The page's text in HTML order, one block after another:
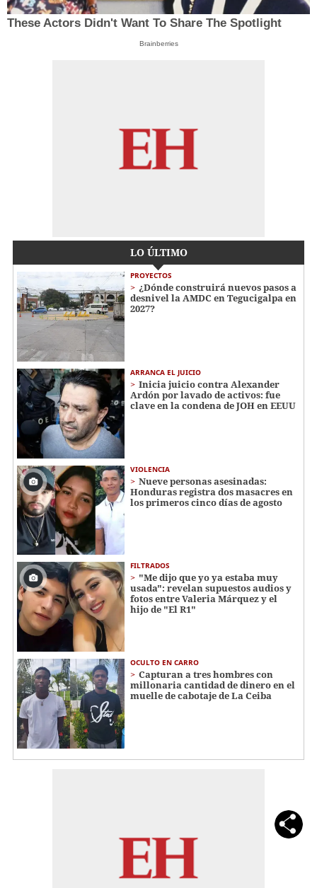
These Actors Didn't Want To Share The Spotlight
Brainberries
LO ÚLTIMO
PROYECTOS
¿Dónde construirá nuevos pasos a
desnivel la AMDC en Tegucigalpa en
2027?
ARRANCA EL JUICIO
Inicia juicio contra Alexander
Ardón por lavado de activos: fue
clave en la condena de JOH en EEUU
VIOLENCIA
Nueve personas asesinadas:
Honduras registra dos masacres en
los primeros cinco días de agosto
FILTRADOS
"Me dijo que yo ya estaba muy
usada": revelan supuestos audios y
fotos entre Valeria Márquez y el
hijo de "El R1"
OCULTO EN CARRO
Capturan a tres hombres con
millonaria cantidad de dinero en el
muelle de cabotaje de La Ceiba